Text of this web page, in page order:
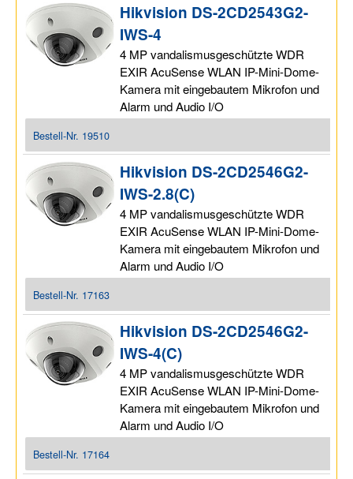
Hikvision DS-2CD2543G2-
IWS-4
4 MP vandalismusgeschützte WDR
EXIR AcuSense WLAN IP-Mini-Dome-
Kamera mit eingebautem Mikrofon und
Alarm und Audio I/O
Bestell-Nr. 19510
Hikvision DS-2CD2546G2-
IWS-2.8(C)
4 MP vandalismusgeschützte WDR
EXIR AcuSense WLAN IP-Mini-Dome-
Kamera mit eingebautem Mikrofon und
Alarm und Audio I/O
Bestell-Nr. 17163
Hikvision DS-2CD2546G2-
IWS-4(C)
4 MP vandalismusgeschützte WDR
EXIR AcuSense WLAN IP-Mini-Dome-
Kamera mit eingebautem Mikrofon und
Alarm und Audio I/O
Bestell-Nr. 17164